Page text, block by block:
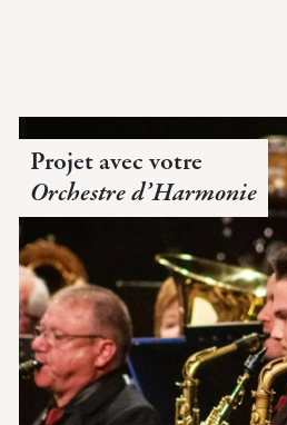
Projet avec votre
Orchestre d’Harmonie